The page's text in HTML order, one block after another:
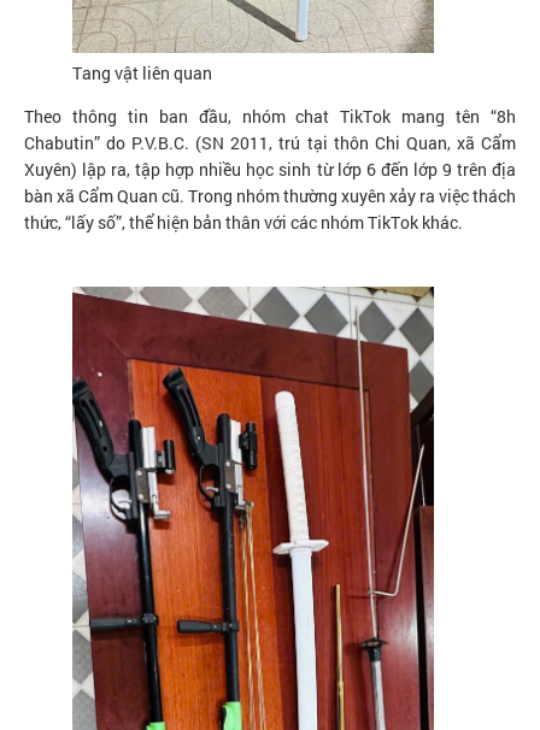
Tang vật liên quan
Theo thông tin ban đầu, nhóm chat TikTok mang tên “8h
Chabutin” do P.V.B.C. (SN 2011, trú tại thôn Chi Quan, xã Cẩm
Xuyên) lập ra, tập hợp nhiều học sinh từ lớp 6 đến lớp 9 trên địa
bàn xã Cẩm Quan cũ. Trong nhóm thường xuyên xảy ra việc thách
thức, “lấy số”, thể hiện bản thân với các nhóm TikTok khác.